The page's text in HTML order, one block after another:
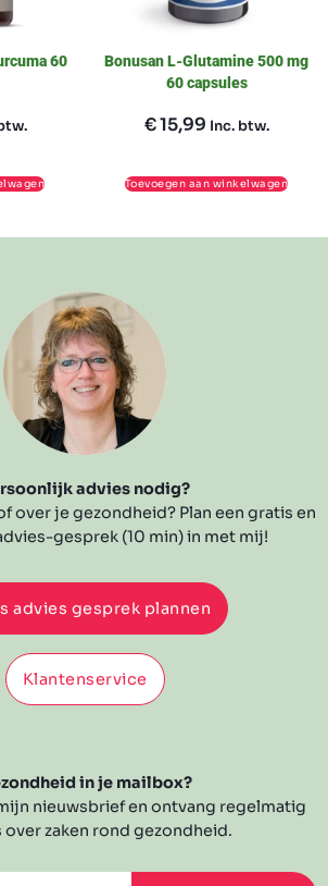
60
Bonusan L-Glutamine 500 mg
60 capsules
€15,99 Inc. btw.
Toevoegen aan winkelwagen
advies nodig?
over je gezondheid? Plan een gratis en
gesprek (10 min) in met mij!
advies gesprek plannen
Klantenservice
in je mailbox?
nieuwsbrief en ontvang regelmatig
over zaken rond gezondheid.